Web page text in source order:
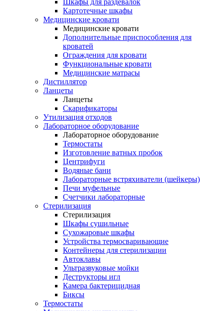
Шкафы для раздевалок
Картотечные шкафы
Медицинские кровати
Медицинские кровати
Дополнительные приспособления для
кроватей
Ограждения для кровати
Функциональные кровати
Медицинские матрасы
Дистиллятор
Ланцеты
Ланцеты
Скарификаторы
Утилизация отходов
Лабораторное оборудование
Лабораторное оборудование
Термостаты
Изготовление ватных пробок
Центрифуги
Водяные бани
Лабораторные встряхиватели (шейкеры)
Печи муфельные
Счетчики лабораторные
Стерилизация
Стерилизация
Шкафы сушильные
Сухожаровые шкафы
Устройства термосваривающие
Контейнеры для стерилизации
Автоклавы
Ультразвуковые мойки
Деструкторы игл
Камера бактерицидная
Биксы
Термостаты